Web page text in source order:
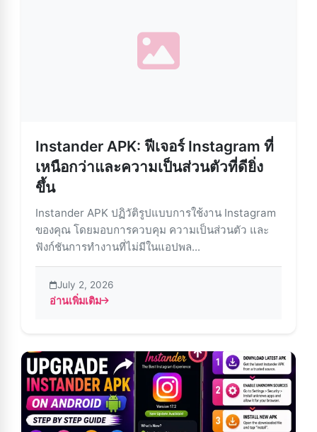
Instander APK: ฟีเจอร์ Instagram ที่
เหนือกว่าและความเป็นส่วนตัวที่ดียิ่ง
ขึ้น
Instander APK ปฏิวัติรูปแบบการใช้งาน Instagram
ของคุณ โดยมอบการควบคุม ความเป็นส่วนตัว และ
ฟังก์ชันการทำงานที่ไม่มีในแอปพล...
July 2, 2026
อ่านเพิ่มเติม
about Instander APK: ฟีเจอร์ Instagram ที่เหนือกว่าและ